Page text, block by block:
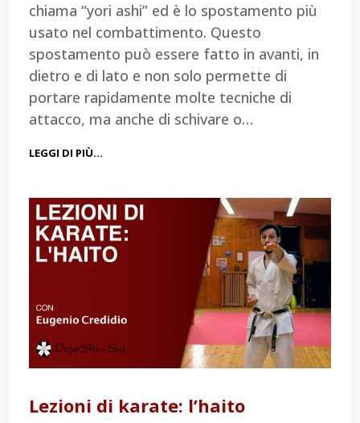
chiama “yori ashi” ed è lo spostamento più
usato nel combattimento. Questo
spostamento può essere fatto in avanti, in
dietro e di lato e non solo permette di
portare rapidamente molte tecniche di
attacco, ma anche di schivare o…
LEGGI DI PIÙ…
Lezioni di karate: l’haito